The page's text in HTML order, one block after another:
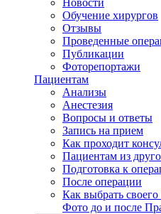
Новости
Обучение хирургов
Отзывы
Проведенные
Публикации
Фоторепортажи
Пациентам
Анализы
Анестезия
Вопросы и ответы
Запись на прием
Как проходит
Пациентам из
Подготовка к
После операции
Как выбрать своего
Фото до и после